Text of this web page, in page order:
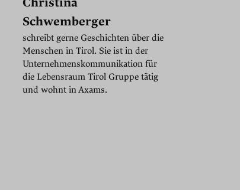
Christina
Schwemberger
schreibt gerne Geschichten über die
Menschen in Tirol. Sie ist in der
Unternehmenskommunikation für
die Lebensraum Tirol Gruppe tätig
und wohnt in Axams.